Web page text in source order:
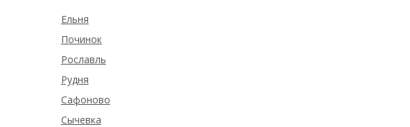
Ельня
Починок
Рославль
Рудня
Сафоново
Сычевка